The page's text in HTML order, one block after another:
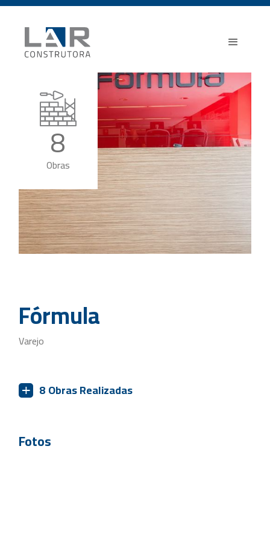
8
Obras
Fórmula
Varejo
8Obras Realizadas
Fotos